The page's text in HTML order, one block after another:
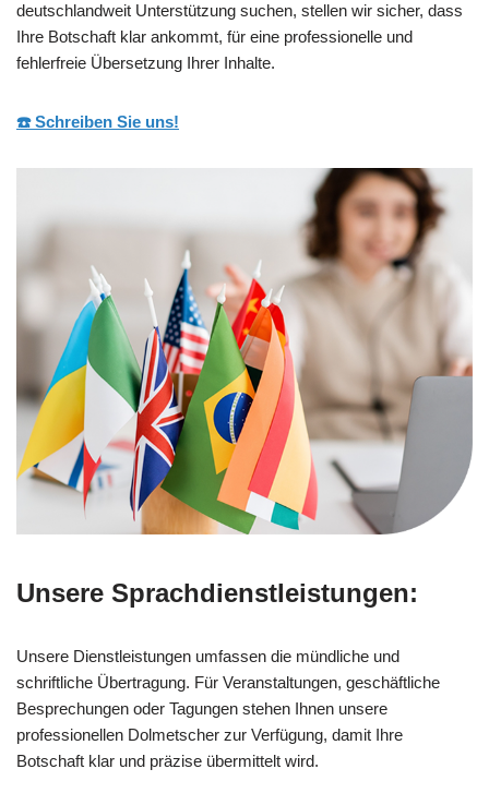
deutschlandweit Unterstützung suchen, stellen wir sicher, dass
Ihre Botschaft klar ankommt, für eine professionelle und
fehlerfreie Übersetzung Ihrer Inhalte.
☎️ Schreiben Sie uns!
Unsere Sprachdienstleistungen:
Unsere Dienstleistungen umfassen die mündliche und
schriftliche Übertragung. Für Veranstaltungen, geschäftliche
Besprechungen oder Tagungen stehen Ihnen unsere
professionellen Dolmetscher zur Verfügung, damit Ihre
Botschaft klar und präzise übermittelt wird.